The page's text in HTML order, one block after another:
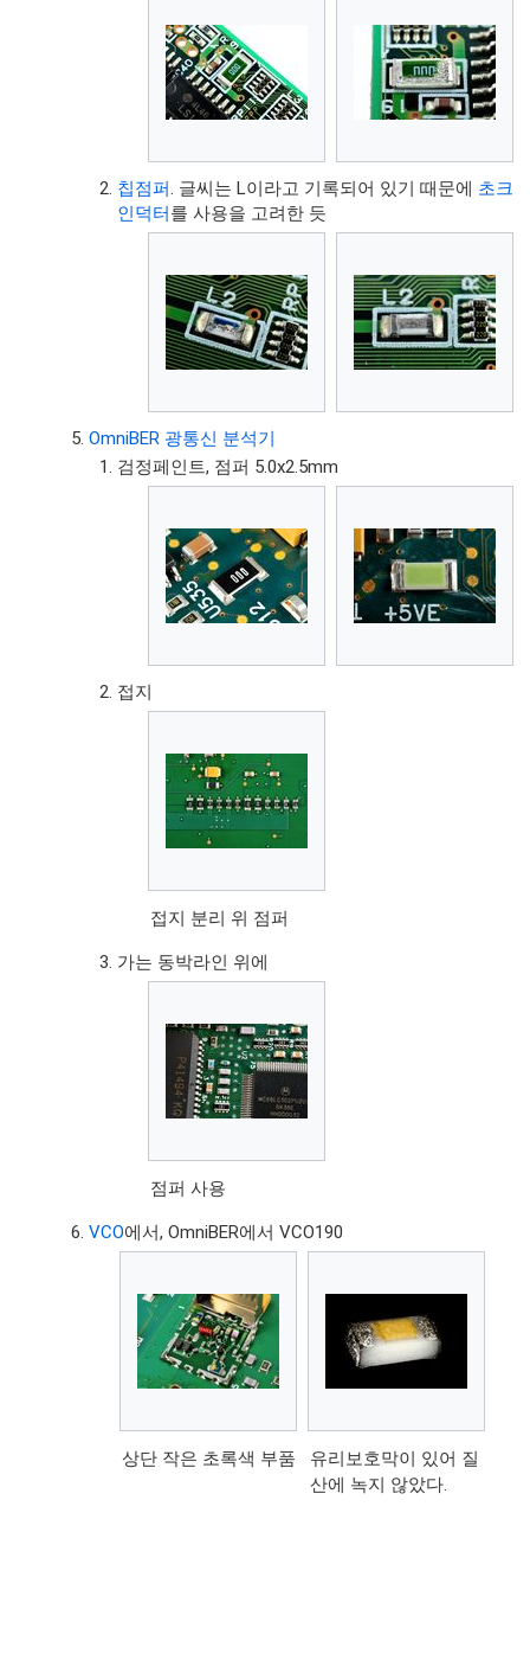
칩점퍼 . 글씨는 L이라고 기록되어 있기 때문에 초크
인덕터를 사용을 고려한 듯
OmniBER 광통신 분석기
검정페인트, 점퍼 5.0x2.5mm
접지
접지 분리 위 점퍼
가는 동박라인 위에
점퍼 사용
VCO에서, OmniBER에서 VCO190
상단 작은 초록색 부품
유리보호막이 있어 질
산에 녹지 않았다.